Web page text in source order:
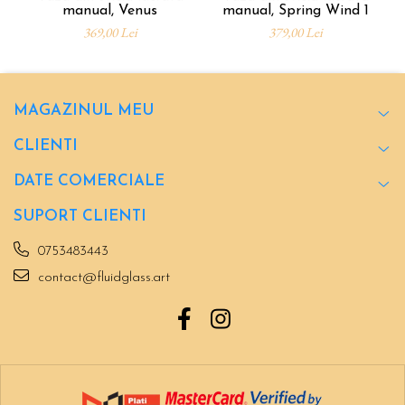
manual, Venus
369,00 Lei
manual, Spring Wind 1
379,00 Lei
MAGAZINUL MEU
CLIENTI
DATE COMERCIALE
SUPORT CLIENTI
0753483443
contact@fluidglass.art